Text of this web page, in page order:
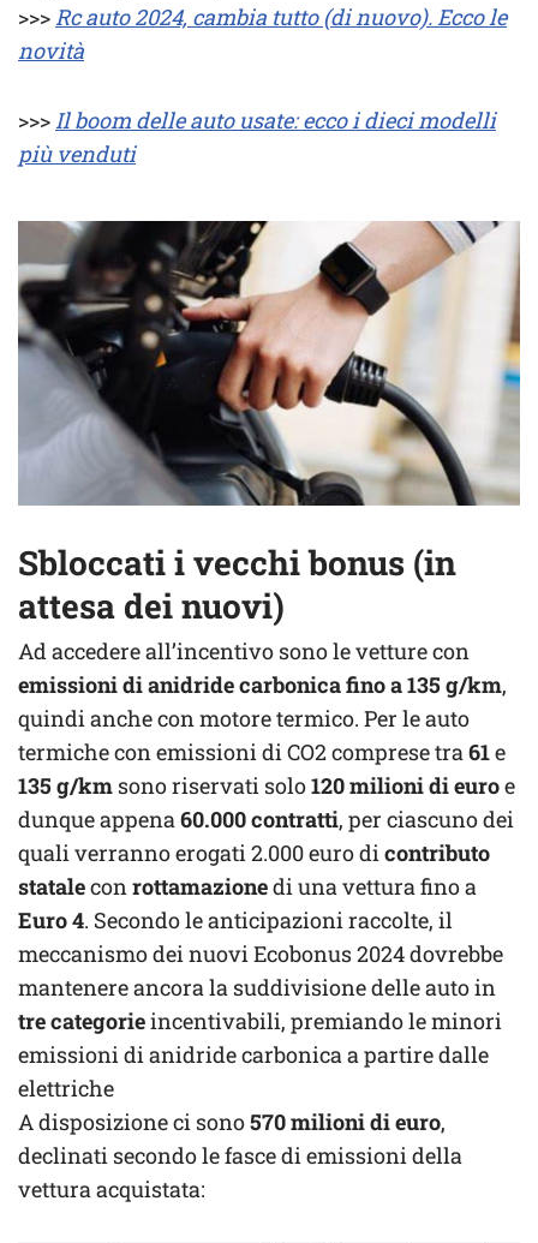
>>>Rc auto 2024, cambia tutto (di nuovo). Ecco le
novità
>>>Il boom delle auto usate: ecco i dieci modelli
più venduti
Sbloccati i vecchi bonus (in
attesa dei nuovi)
Ad accedere all’incentivo sono le vetture con
emissioni di anidride carbonica fino a 135 g/km,
quindi anche con motore termico. Per le auto
termiche con emissioni di CO2 comprese tra61e
135 g/km sono riservati solo120 milioni di euroe
dunque appena60.000 contratti, per ciascuno dei
quali verranno erogati 2.000 euro dicontributo
stataleconrottamazionedi una vettura fino a
Euro 4. Secondo le anticipazioni raccolte, il
meccanismo dei nuovi Ecobonus 2024 dovrebbe
mantenere ancora la suddivisione delle auto in
tre categorieincentivabili, premiando le minori
emissioni di anidride carbonica a partire dalle
elettriche
A disposizione ci sono570 milioni di euro,
declinati secondo le fasce di emissioni della
vettura acquistata: